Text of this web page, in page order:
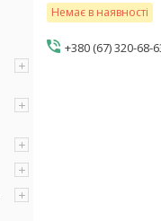
Немає в наявності
+380 (67) 320-68-